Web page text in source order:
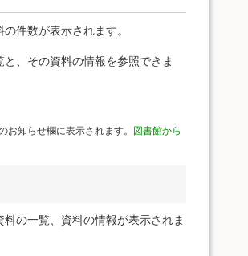
件数が表示されます。
、その資料の情報を参照できま
知らせ欄に表示されます。 図書館から
の一覧、資料の情報が表示されま